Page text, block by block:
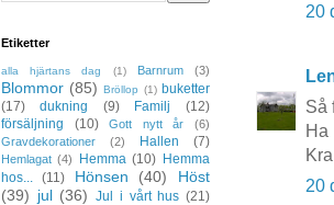
20
Så
Ha
20
Etiketter
alla hjärtans dag (1) Barnrum (3)
Blommor (85) Bröllop (1) buketter
(17)
dukning (9) Familj
(12)
försäljning
(10) Gott nytt år
(6)
Gravdekorationer
(2) Hallen (7)
Hemlagat (4) Hemma (10) Hemma
hos...
(11) Hönsen (40)
Höst
(39) jul (36) Jul i vårt hus (21)